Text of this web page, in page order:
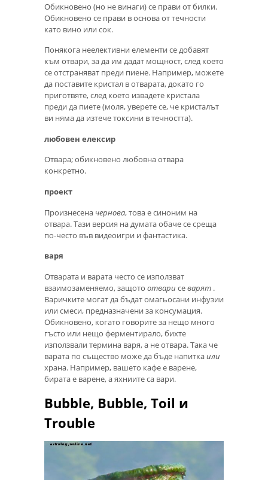
Обикновено (но не винаги) се прави от билки.
Обикновено се прави в основа от течности
като вино или сок.
Понякога неелективни елементи се добавят
към отвари, за да им дадат мощност, след което
се отстраняват преди пиене. Например, можете
да поставите кристал в отварата, докато го
приготвяте, след което извадете кристала
преди да пиете (моля, уверете се, че кристалът
ви няма да изтече токсини в течността).
любовен елексир
Отвара; обикновено любовна отвара
конкретно.
проект
Произнесена чернова, това е синоним на
отвара. Тази версия на думата обаче се среща
по-често във видеоигри и фантастика.
варя
Отварата и варата често се използват
взаимозаменяемо, защото отвари севарят .
Варичките могат да бъдат омагьосани инфузии
или смеси, предназначени за консумация.
Обикновено, когато говорите за нещо много
гъсто или нещо ферментирало, бихте
използвали термина варя, а не отвара. Така че
варата по същество може да бъде напиткаили
храна. Например, вашето кафе е варене,
бирата е варене, а яхниите са вари.
Bubble, Bubble, Toil и
Trouble